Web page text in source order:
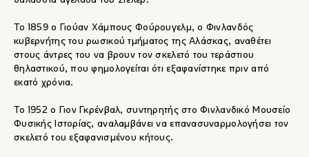
Το 1859 ο Γιούαν Χάμπους Φούρουγελμ, ο Φινλανδός
κυβερνήτης του ρωσικού τμήματος της Αλάσκας, αναθέτει
στους άντρες του να βρουν τον σκελετό του τεράστιου
θηλαστικού, που φημολογείται ότι εξαφανίστηκε πριν από
εκατό χρόνια.
Το 1952 ο Γιον Γκρένβαλ, συντηρητής στο Φινλανδικό Μουσείο
Φυσικής Ιστορίας, αναλαμβάνει να επανασυναρμολογήσει τον
σκελετό του εξαφανισμένου κήτους.